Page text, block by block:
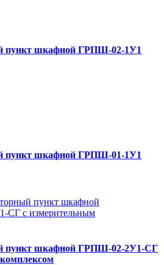
пункт шкафной ГРПШ-02-1У1
пункт шкафной ГРПШ-01-1У1
пункт шкафной ГРПШ-02-2У1-СГ